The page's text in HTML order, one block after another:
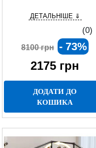
вмісту
ДЕТАЛЬНІШЕ ⇓
(0)
8100 грн - 73%
2175 грн
ДОДАТИ ДО
КОШИКА